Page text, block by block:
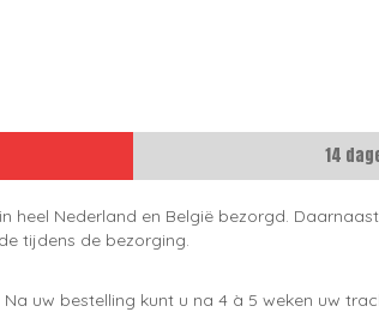
14
Nederland en België bezorgd.
tijdens de bezorging.
uw bestelling kunt u na 4 à 5 weken uw